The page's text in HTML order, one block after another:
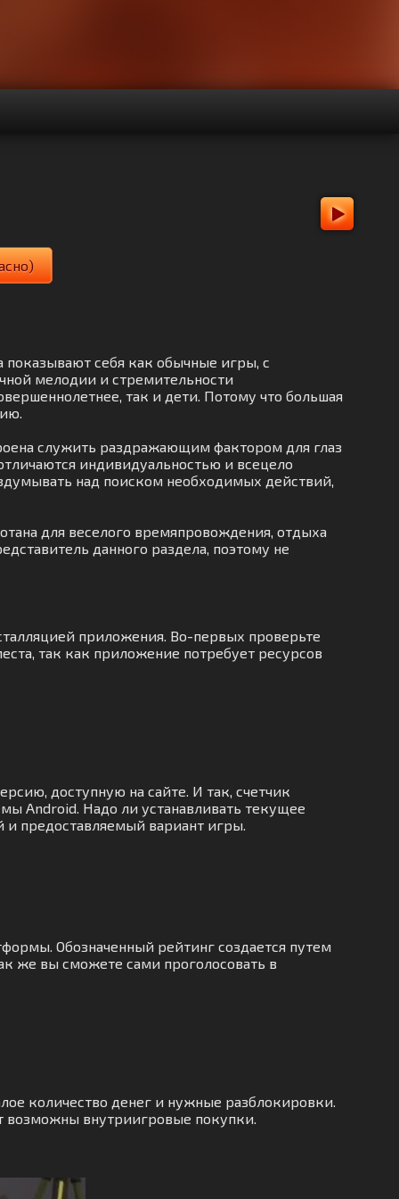
показывают себя как обычные игры, с
мелодии и стремительности
так и дети. Потому что большая
служить раздражающим фактором для глаз
индивидуальностью и всецело
над поиском необходимых действий,
для веселого времяпровождения, отдыха
данного раздела, поэтому не
приложения. Во-первых проверьте
так как приложение потребует ресурсов
доступную на сайте. И так, счетчик
Android. Надо ли устанавливать текущее
и предоставляемый вариант игры.
Обозначенный рейтинг создается путем
же вы сможете сами проголосовать в
количество денег и нужные разблокировки.
возможны внутриигровые покупки.